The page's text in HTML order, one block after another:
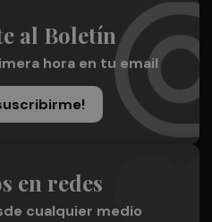
al Boletín
hora en tu email
en redes
cualquier medio